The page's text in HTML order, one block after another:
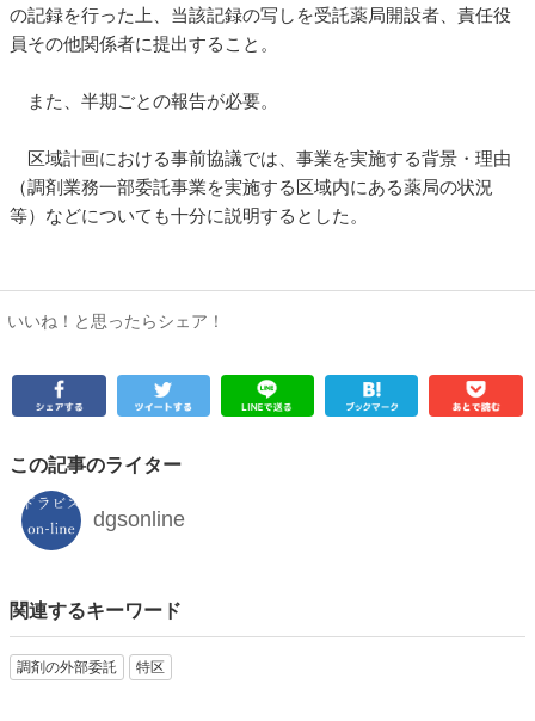
の記録を行った上、当該記録の写しを受託薬局開設者、責任役
員その他関係者に提出すること。
また、半期ごとの報告が必要。
区域計画における事前協議では、事業を実施する背景・理由
（調剤業務一部委託事業を実施する区域内にある薬局の状況
等）などについても十分に説明するとした。
いいね！と思ったらシェア！
この記事のライター
dgsonline
関連するキーワード
調剤の外部委託 特区